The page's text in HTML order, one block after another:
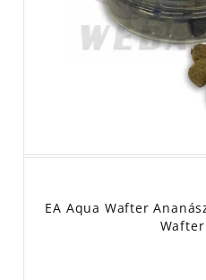
EA Aqua Wafter